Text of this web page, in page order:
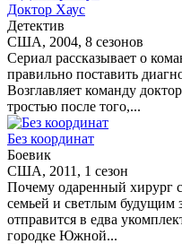
Доктор Хаус
Детектив
США, 2004, 8 сезонов
Сериал рассказывает о
правильно поставить
Возглавляет команду
тростью после того,...
Без координат
Боевик
США, 2011, 1 сезон
Почему одаренный хирург
семьей и светлым будущим
отправится в едва
городке Южной...